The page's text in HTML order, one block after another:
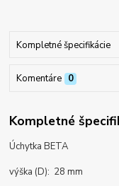
Kompletné špecifikácie
Komentáre 0
Kompletné
Úchytka BETA
výška (D): 28 mm